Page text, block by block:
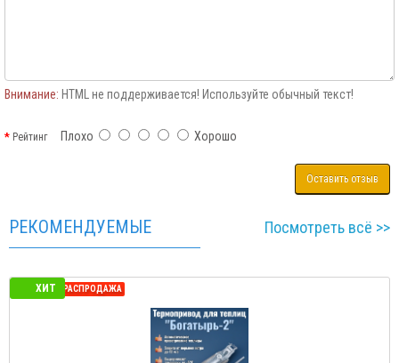
Внимание: HTML не поддерживается! Используйте обычный текст!
РейтингПлохо Хорошо
Оставить отзыв
РЕКОМЕНДУЕМЫЕ Посмотреть всё >>
ХИТ
СЕЗОННАЯ РАСПРОДАЖА